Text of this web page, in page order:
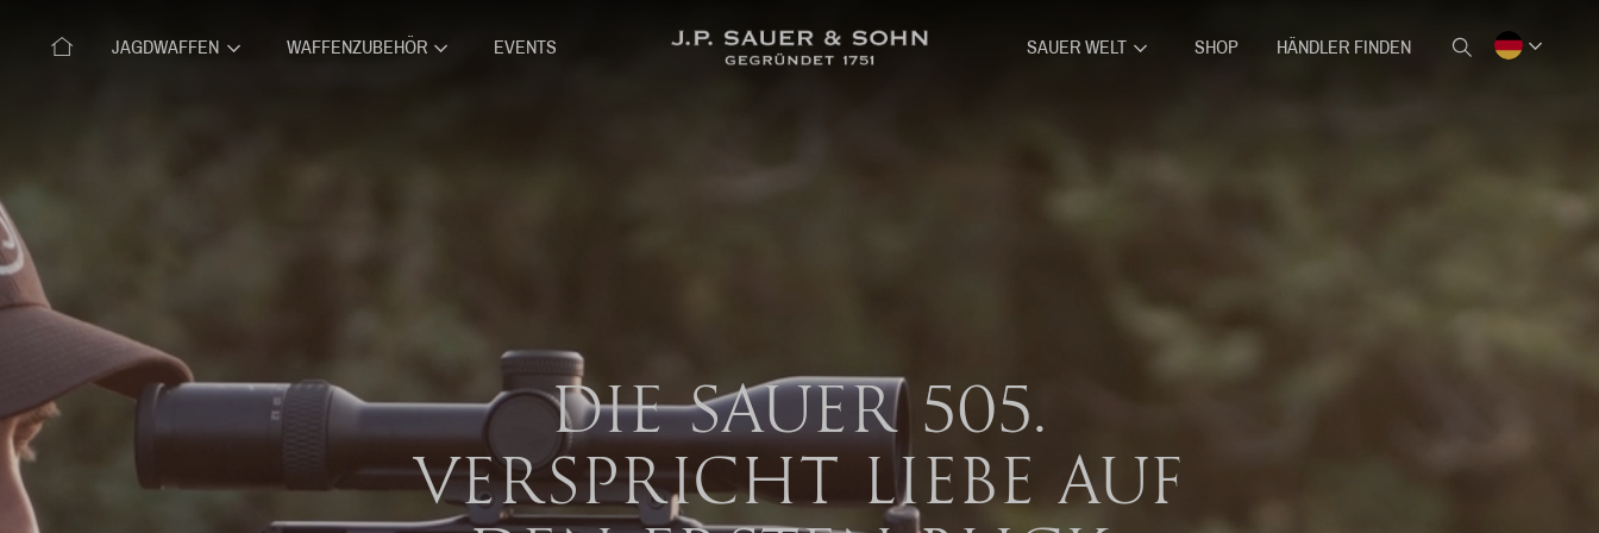
JAGDWAFFEN WAFFENZUBEHÖR EVENTS SAUER WELT SHOP HÄNDLER FINDEN
DIE SAUER 505.
VERSPRICHT LIEBE AUF